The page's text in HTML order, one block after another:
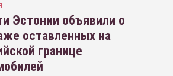
Эстонии объявили о
оставленных на
границе